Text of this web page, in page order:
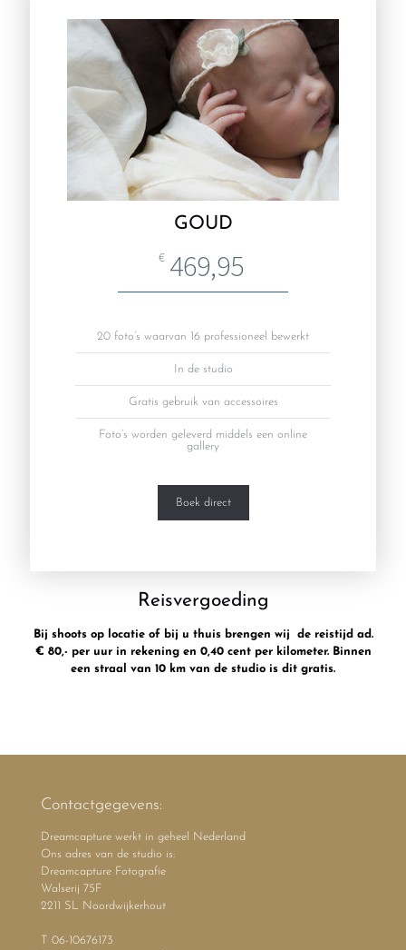
GOUD
€ 469,95
20 foto’s waarvan 16 professioneel bewerkt
In de studio
Gratis gebruik van accessoires
Foto’s worden geleverd middels een online
gallery
Boek direct
Reisvergoeding
Bij shoots op locatie of bij u thuis brengen wij de reistijd ad.
€ 80,- per uur in rekening en 0,40 cent per kilometer. Binnen
een straal van 10 km van de studio is dit gratis.
Contactgegevens:
Dreamcapture werkt in geheel Nederland
Ons adres van de studio is:
Dreamcapture Fotografie
Walserij 75F
2211 SL Noordwijkerhout
T 06-10676173